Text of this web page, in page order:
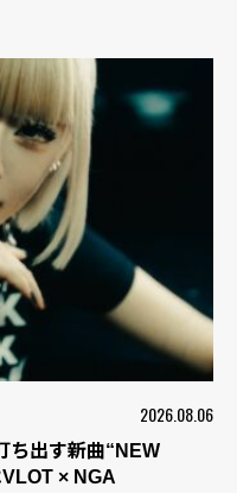
2026.08.06
ち出す新曲“NEW
× NGA